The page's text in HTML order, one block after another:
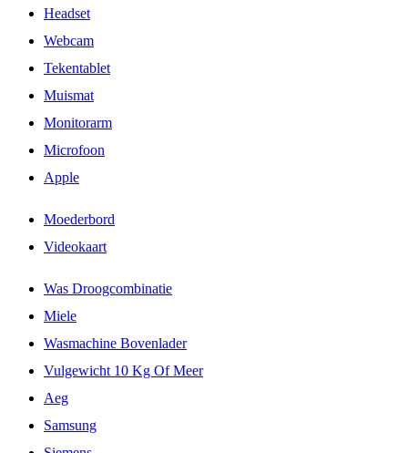
Headset
Webcam
Tekentablet
Muismat
Monitorarm
Microfoon
Apple
Moederbord
Videokaart
Was Droogcombinatie
Miele
Wasmachine Bovenlader
Vulgewicht 10 Kg Of Meer
Aeg
Samsung